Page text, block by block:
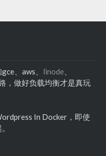
、aws、 linode
，做好负载均衡才是真玩
In Docker，即使